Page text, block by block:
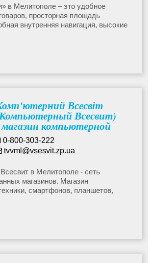
для компьютерной техники
info@comfy.ua
в Мелитополе – это удобное
просторная площадь
внутренняя навигация, высокие
Всесвіт
Всесвит)
компьютерной
0-800-303-222
tvvml@vsesvit.zp.ua
в Мелитополе - сеть
магазинов. Магазин
смартфонов, планшетов,